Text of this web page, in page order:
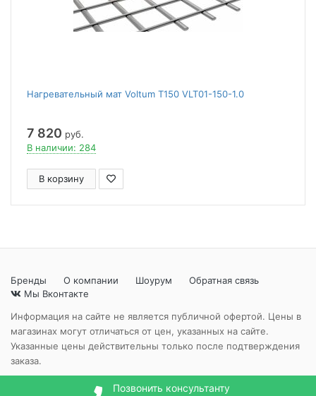
Нагревательный мат Voltum Т150 VLT01-150-1.0
7 820 руб.
В наличии: 284
В корзину
Бренды О компании Шоурум
Обратная связь
Мы Вконтакте
Информация на сайте не является публичной офертой. Цены в
магазинах могут отличаться от цен, указанных на сайте.
Указанные цены действительны только после подтверждения
заказа.
Позвонить консультанту